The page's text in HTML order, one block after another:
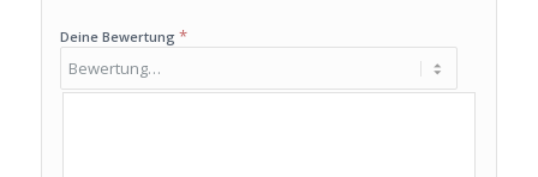
Deine Bewertung *